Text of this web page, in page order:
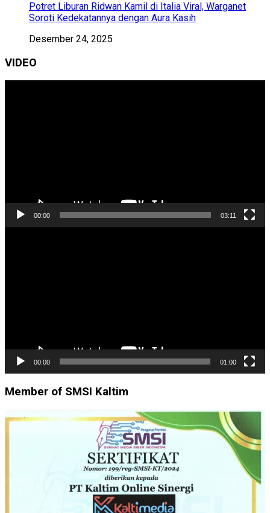
Potret Liburan Ridwan Kamil di Italia Viral, Warganet
Soroti Kedekatannya dengan Aura Kasih
Desember 24, 2025
VIDEO
00:00 03:11
00:00 01:00
Member of SMSI Kaltim